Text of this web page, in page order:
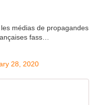
médias de propagandes
fass…
28, 2020